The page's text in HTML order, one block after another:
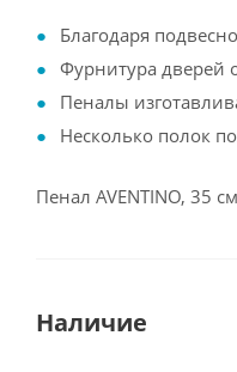
Благодаря
Фурнитура дверей
Пеналы
Несколько полок
Пенал AVENTINO, 35 см
Наличие